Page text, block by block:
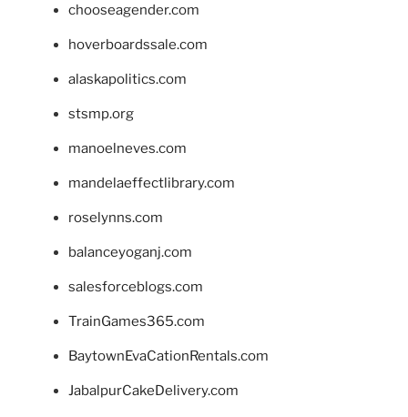
chooseagender.com
hoverboardssale.com
alaskapolitics.com
stsmp.org
manoelneves.com
mandelaeffectlibrary.com
roselynns.com
balanceyoganj.com
salesforceblogs.com
TrainGames365.com
BaytownEvaCationRentals.com
JabalpurCakeDelivery.com